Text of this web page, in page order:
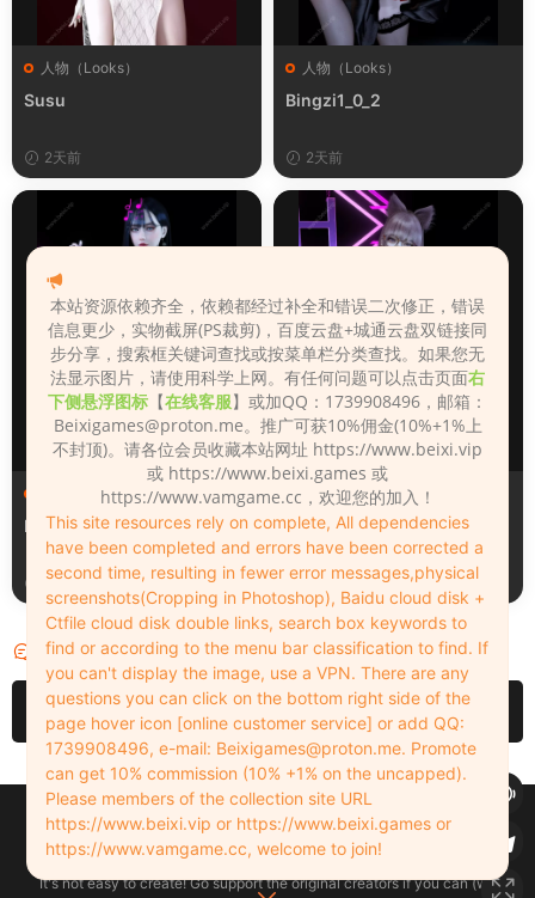
人物（Looks）
Susu
2天前
人物（Looks）
Bingzi1_0_2
2天前
人物（Looks）
Monica_2_2_2
2天前
人物（Looks）
Lizhen2025
2天前
评论 0
请先登录
Copyleft © 2022-2026 beixi.vip - All Rights Freedom！
创作不易！有能力的同学可以去支持一下原创作者（我们绝对支持），当然
了，您加入这里我们也绝对欢迎！
It's not easy to create! Go support the original creators if you can (we
本站资源依赖齐全，依赖都经过补全和错误二次修正，错误
信息更少，实物截屏(PS裁剪)，百度云盘+城通云盘双链接同
步分享，搜索框关键词查找或按菜单栏分类查找。如果您无
法显示图片，请使用科学上网。有任何问题可以点击页面右
下侧悬浮图标 【在线客服】或加QQ：1739908496，邮箱：
Beixigames@proton.me。推广可获10%佣金(10%+1%上
不封顶)。请各位会员收藏本站网址 https://www.beixi.vip
或 https://www.beixi.games 或
https://www.vamgame.cc，欢迎您的加入！
This site resources rely on complete, All dependencies
have been completed and errors have been corrected a
second time, resulting in fewer error messages,physical
screenshots(Cropping in Photoshop), Baidu cloud disk +
Ctfile cloud disk double links, search box keywords to
find or according to the menu bar classification to find. If
you can't display the image, use a VPN. There are any
questions you can click on the bottom right side of the
page hover icon [online customer service] or add QQ:
1739908496, e-mail: Beixigames@proton.me. Promote
can get 10% commission (10% +1% on the uncapped).
Please members of the collection site URL
https://www.beixi.vip or https://www.beixi.games or
https://www.vamgame.cc, welcome to join!